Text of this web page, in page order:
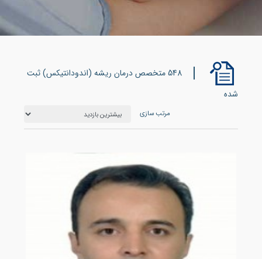
548 متخصص درمان ریشه (اندودانتیکس) ثبت
شده
مرتب سازی